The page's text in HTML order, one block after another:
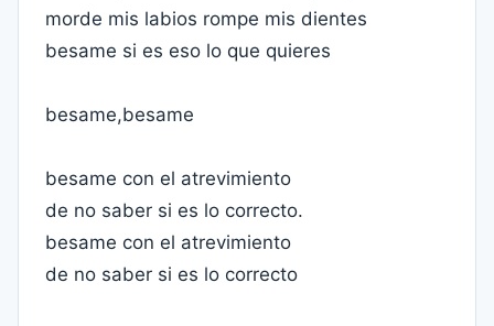
morde mis labios rompe mis dientes
besame si es eso lo que quieres
besame,besame
besame con el atrevimiento
de no saber si es lo correcto.
besame con el atrevimiento
de no saber si es lo correcto